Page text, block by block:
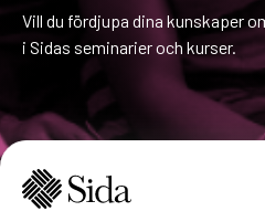
Vill du fördjupa dina kunskaper
i Sidas seminarier och kurser.